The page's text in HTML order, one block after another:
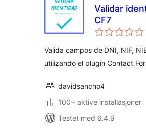
Validar
CF7
Valida campos de DNI, NIF,
utilizando el plugin Contact
davidsancho4
100+ aktive installasjoner
Testet med 6.4.9